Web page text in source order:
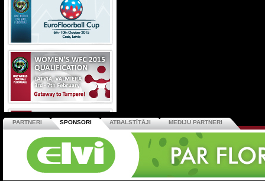
PARTNERI SPONSORI ATBALSTĪTĀJI MEDIJU PARTNERI